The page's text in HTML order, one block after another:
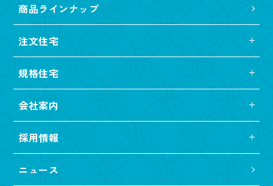
商品ラインナップ
注文住宅
規格住宅
会社案内
採用情報
ニュース